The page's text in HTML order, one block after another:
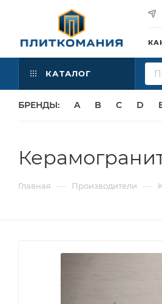
КАТАЛОГ
БРЕНДЫ: A B C D
Главная — Производители —